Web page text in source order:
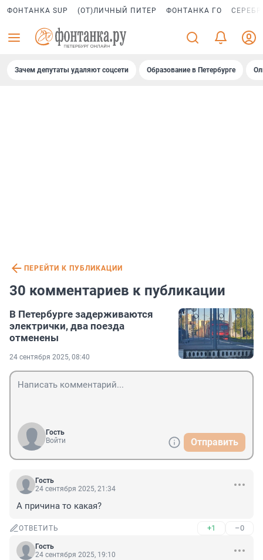
ФОНТАНКА SUP (ОТ)ЛИЧНЫЙ ПИТЕР ФОНТАНКА ГО
Зачем депутаты удаляют соцсети Образование в Петербурге
ПЕРЕЙТИ К ПУБЛИКАЦИИ
30 комментариев к публикации
В Петербурге задерживаются
электрички, два поезда
отменены
24 сентября 2025, 08:40
Гость
Войти
Отправить
Гость
24 сентября 2025, 21:34
А причина то какая?
ОТВЕТИТЬ +1 –0
Гость
24 сентября 2025, 19:10